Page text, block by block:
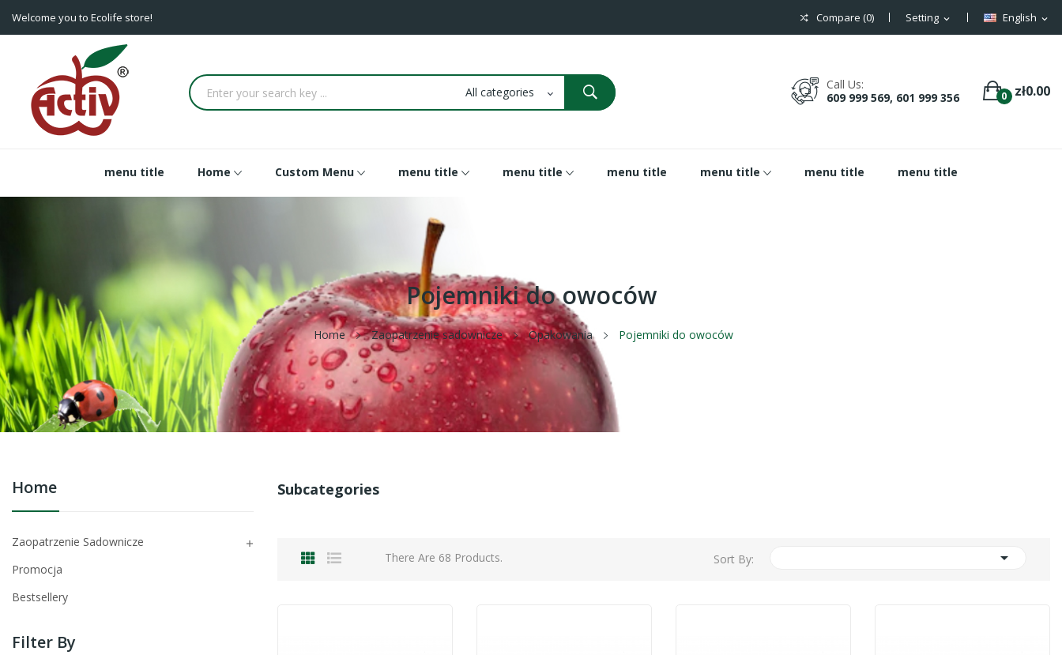
English expand_more
Setting expand_more
Compare (0)
Welcome you to Ecolife store!
0 zł0.00
Call Us:
609 999 569, 601 999 356
menu title Home Custom Menu menu title menu title menu title menu title menu title menu title
Pojemniki do owoców
Home Zaopatrzenie sadownicze Opakowania Pojemniki do owoców
Home
Zaopatrzenie Sadownicze 
Promocja
Bestsellery
Filter By
Subcategories
There Are 68 Products. Sort By: 